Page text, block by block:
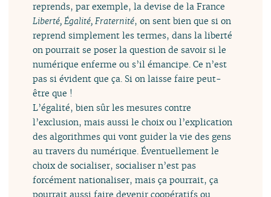
reprends, par exemple, la devise de la France
Liberté, Égalité, Fraternité, on sent bien que si on
reprend simplement les termes, dans la liberté
on pourrait se poser la question de savoir si le
numérique enferme ou s’il émancipe. Ce n’est
pas si évident que ça. Si on laisse faire peut-
être que !
L’égalité, bien sûr les mesures contre
l’exclusion, mais aussi le choix ou l’explication
des algorithmes qui vont guider la vie des gens
au travers du numérique. Éventuellement le
choix de socialiser, socialiser n’est pas
forcément nationaliser, mais ça pourrait, ça
pourrait aussi faire devenir coopératifs ou